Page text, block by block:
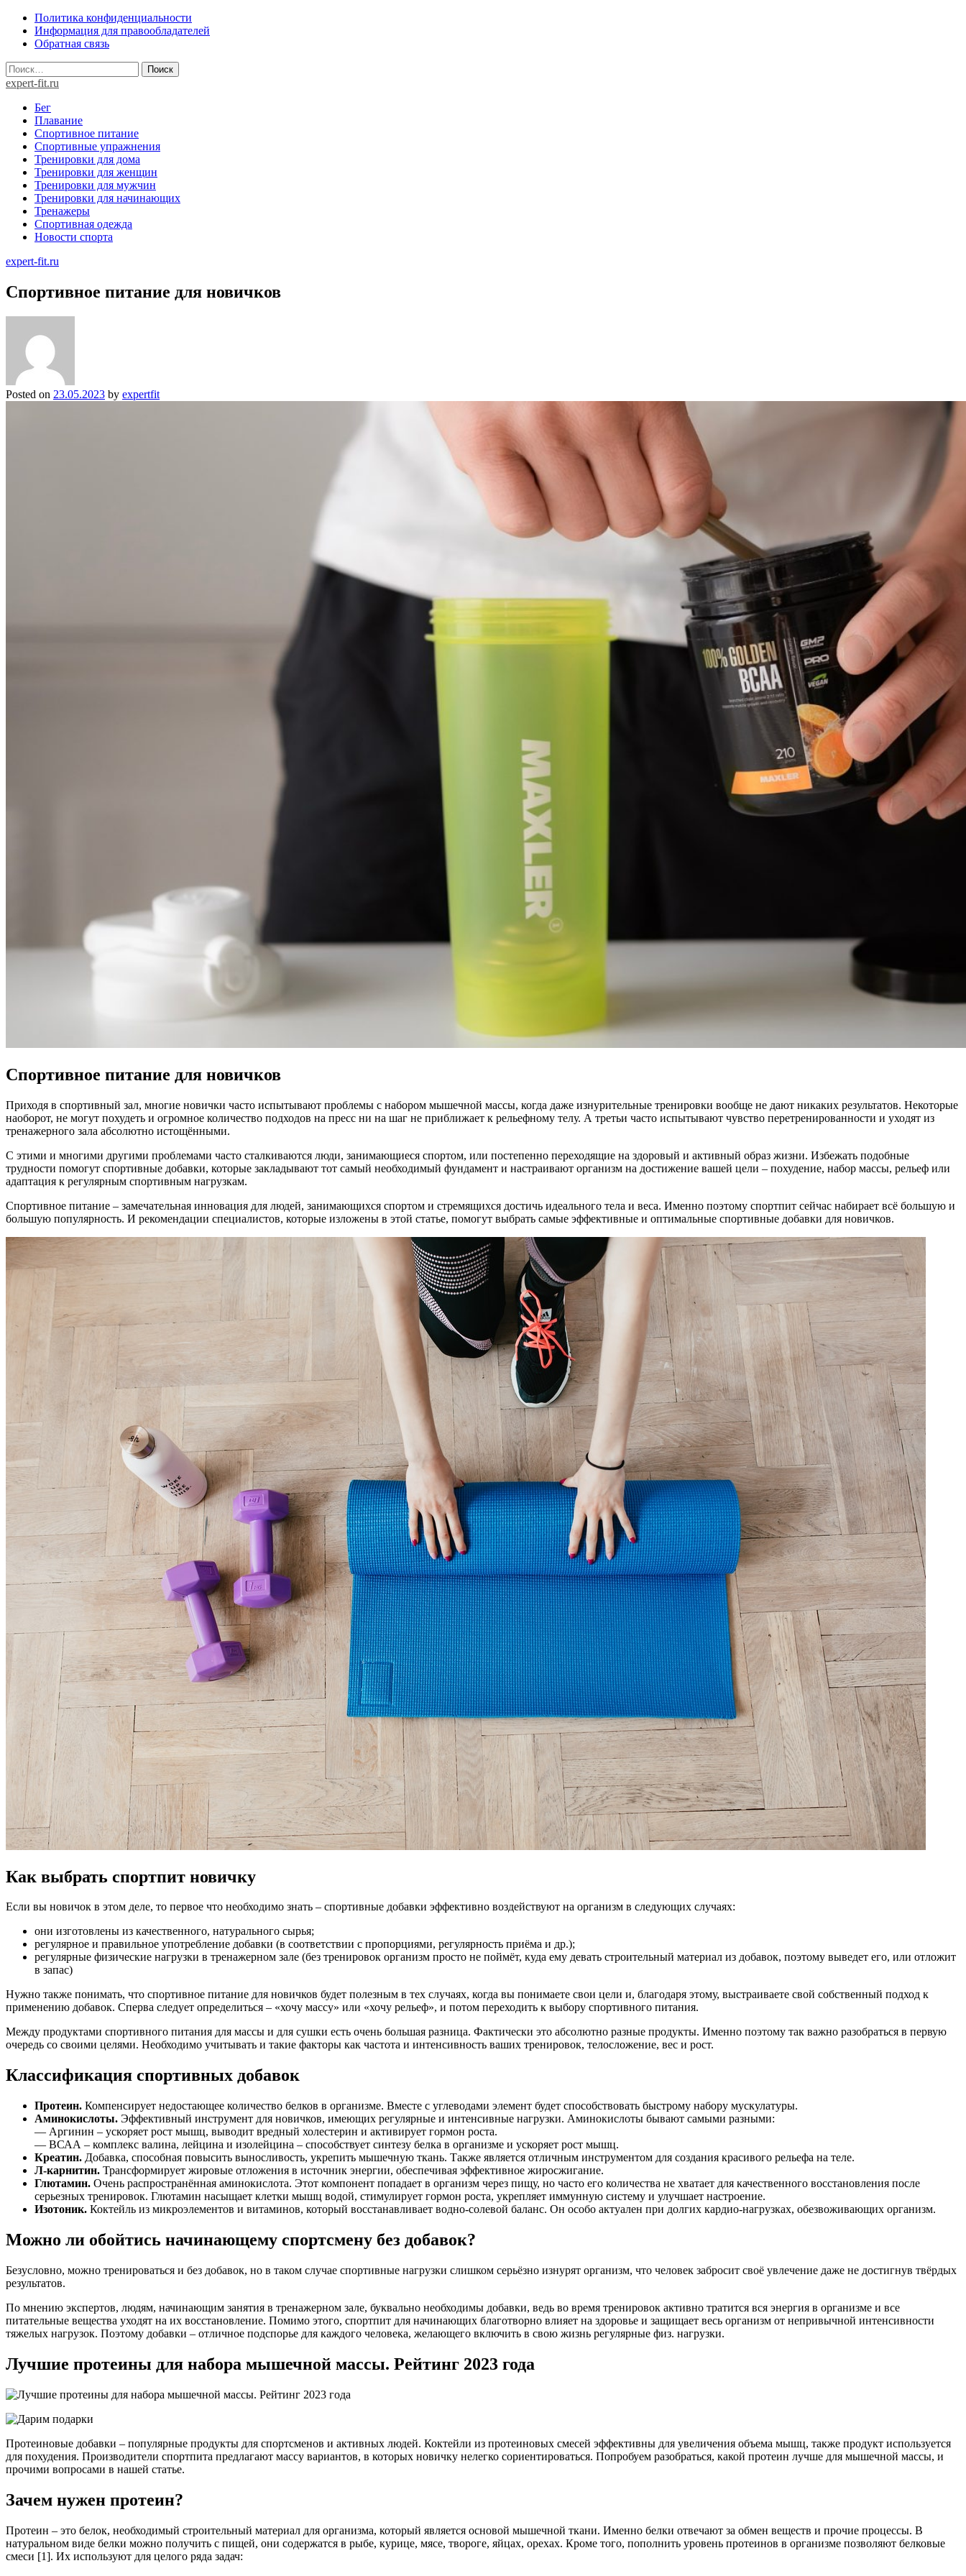
Skip
content
Политика конфиденциальности
Информация для правообладателей
Обратная связь
Найти:
expert-fit.ru
Бег
Плавание
Спортивное питание
Спортивные упражнения
Тренировки для дома
Тренировки для женщин
Тренировки для мужчин
Тренировки для начинающих
Тренажеры
Спортивная одежда
Новости спорта
expert-fit.ru
Спортивное питание для новичков
Posted on 23.05.2023 by expertfit
Спортивное питание для новичков
Приходя в спортивный зал, многие новички часто испытывают проблемы с набором мышечной массы, когда даже изнурительные тренировки вообще не дают никаких результатов. Некоторые
наоборот, не могут похудеть и огромное количество подходов на пресс ни на шаг не приближает к рельефному телу. А третьи часто испытывают чувство перетренированности и уходят из
тренажерного зала абсолютно истощёнными.
С этими и многими другими проблемами часто сталкиваются люди, занимающиеся спортом, или постепенно переходящие на здоровый и активный образ жизни. Избежать подобные
трудности помогут спортивные добавки, которые закладывают тот самый необходимый фундамент и настраивают организм на достижение вашей цели – похудение, набор массы, рельеф или
адаптация к регулярным спортивным нагрузкам.
Спортивное питание – замечательная инновация для людей, занимающихся спортом и стремящихся достичь идеального тела и веса. Именно поэтому спортпит сейчас набирает всё большую и
большую популярность. И рекомендации специалистов, которые изложены в этой статье, помогут выбрать самые эффективные и оптимальные спортивные добавки для новичков.
Как выбрать спортпит новичку
Если вы новичок в этом деле, то первое что необходимо знать – спортивные добавки эффективно воздействуют на организм в следующих случаях:
они изготовлены из качественного, натурального сырья;
регулярное и правильное употребление добавки (в соответствии с пропорциями, регулярность приёма и др.);
регулярные физические нагрузки в тренажерном зале (без тренировок организм просто не поймёт, куда ему девать строительный материал из добавок, поэтому выведет его, или отложит
в запас)
Нужно также понимать, что спортивное питание для новичков будет полезным в тех случаях, когда вы понимаете свои цели и, благодаря этому, выстраиваете свой собственный подход к
применению добавок. Сперва следует определиться – «хочу массу» или «хочу рельеф», и потом переходить к выбору спортивного питания.
Между продуктами спортивного питания для массы и для сушки есть очень большая разница. Фактически это абсолютно разные продукты. Именно поэтому так важно разобраться в первую
очередь со своими целями. Необходимо учитывать и такие факторы как частота и интенсивность ваших тренировок, телосложение, вес и рост.
Классификация спортивных добавок
Протеин. Компенсирует недостающее количество белков в организме. Вместе с углеводами элемент будет способствовать быстрому набору мускулатуры.
Аминокислоты. Эффективный инструмент для новичков, имеющих регулярные и интенсивные нагрузки. Аминокислоты бывают самыми разными:
— Аргинин – ускоряет рост мышц, выводит вредный холестерин и активирует гормон роста.
— ВСАА – комплекс валина, лейцина и изолейцина – способствует синтезу белка в организме и ускоряет рост мышц.
Креатин. Добавка, способная повысить выносливость, укрепить мышечную ткань. Также является отличным инструментом для создания красивого рельефа на теле.
Л-карнитин. Трансформирует жировые отложения в источник энергии, обеспечивая эффективное жиросжигание.
Глютамин. Очень распространённая аминокислота. Этот компонент попадает в организм через пищу, но часто его количества не хватает для качественного восстановления после
серьезных тренировок. Глютамин насыщает клетки мышц водой, стимулирует гормон роста, укрепляет иммунную систему и улучшает настроение.
Изотоник. Коктейль из микроэлементов и витаминов, который восстанавливает водно-солевой баланс. Он особо актуален при долгих кардио-нагрузках, обезвоживающих организм.
Можно ли обойтись начинающему спортсмену без добавок?
Безусловно, можно тренироваться и без добавок, но в таком случае спортивные нагрузки слишком серьёзно изнурят организм, что человек забросит своё увлечение даже не достигнув твёрдых
результатов.
По мнению экспертов, людям, начинающим занятия в тренажерном зале, буквально необходимы добавки, ведь во время тренировок активно тратится вся энергия в организме и все
питательные вещества уходят на их восстановление. Помимо этого, спортпит для начинающих благотворно влияет на здоровье и защищает весь организм от непривычной интенсивности
тяжелых нагрузок. Поэтому добавки – отличное подспорье для каждого человека, желающего включить в свою жизнь регулярные физ. нагрузки.
Лучшие протеины для набора мышечной массы. Рейтинг 2023 года
Протеиновые добавки – популярные продукты для спортсменов и активных людей. Коктейли из протеиновых смесей эффективны для увеличения объема мышц, также продукт используется
для похудения. Производители спортпита предлагают массу вариантов, в которых новичку нелегко сориентироваться. Попробуем разобраться, какой протеин лучше для мышечной массы, и
прочими вопросами в нашей статье.
Зачем нужен протеин?
Протеин – это белок, необходимый строительный материал для организма, который является основой мышечной ткани. Именно белки отвечают за обмен веществ и прочие процессы. В
натуральном виде белки можно получить с пищей, они содержатся в рыбе, курице, мясе, твороге, яйцах, орехах. Кроме того, пополнить уровень протеинов в организме позволяют белковые
смеси [1]. Их используют для целого ряда задач: